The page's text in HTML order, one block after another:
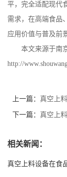
平，完全适配现代
需求，在高端食品
应用价值与普及前
本文来源于南
http://
上一篇： 真空上
下一篇： 真空上
相关新闻：
真空上料设备在食